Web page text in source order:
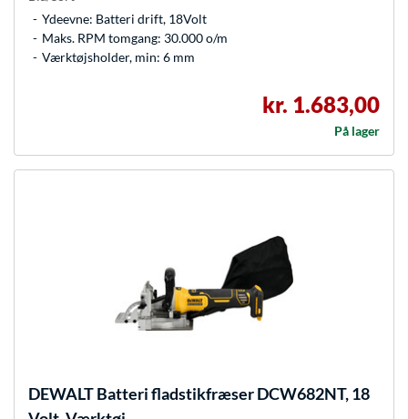
Ydeevne: Batteri drift, 18Volt
Maks. RPM tomgang: 30.000 o/m
Værktøjsholder, min: 6 mm
kr. 1.683,00
På lager
DEWALTBatteri fladstikfræser DCW682NT, 18